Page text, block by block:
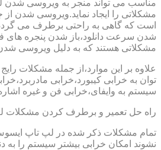
مناسب می تواند منجر به ویروسی
مشکلاتی را ایجاد نماید.ویروسی شدن
است که گاهی به راحتی برطرف می
شدن سرعت دانلود،باز شدن پنجره های
مشکلاتی هستند که به دلیل ویروسی
علاوه بر این موارد،از جمله مشکلات
توان به خرابی کیبورد،خرابی
سیستم به وایفای،خرابی فن و غیره
راه حل تعمیر و برطرف کردن مشکلات
تمام مشکلات ذکر شده در لپ تاپ
نشوند امکان خرابی بیشتر سیستم را به